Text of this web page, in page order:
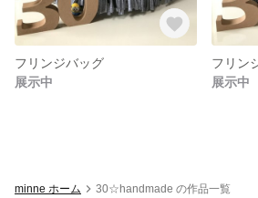
フリンジバッグ
展示中
フリン
展示中
minne ホーム 30☆handmade の作品一覧